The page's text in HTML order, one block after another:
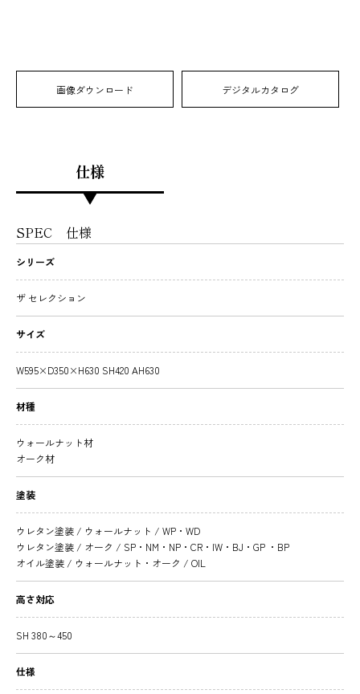
画像ダウンロード デジタルカタログ
仕様
SPEC 仕様
シリーズ
ザ セレクション
サイズ
W595×D350×H630 SH420 AH630
材種
ウォールナット材
オーク材
塗装
ウレタン塗装 / ウォールナット / WP・WD
ウレタン塗装 / オーク / SP・NM・NP・CR・IW・BJ・GP ・BP
オイル塗装 / ウォールナット・オーク / OIL
高さ対応
SH 380～450
仕様